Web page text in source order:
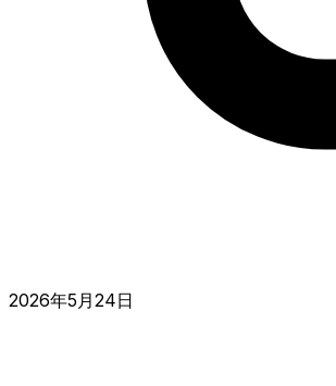
2026年5月24日